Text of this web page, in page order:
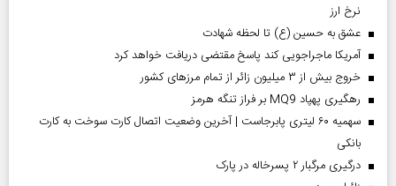
نرخ ارز
عشق به حسین (ع) تا لحظه شهادت
آمریکا ماجراجویی کند پاسخ مقتضی دریافت خواهد کرد
خروج بیش از ۳ میلیون زائر از تمام مرز‌های کشور
رهگیری پهپاد MQ9 بر فراز تنگه هرمز
سهمیه ۶۰ لیتری پابرجاست | آخرین وضعیت اتصال کارت سوخت به کارت
بانکی
درگیری مرگبار ۲ پسرخاله در پارک